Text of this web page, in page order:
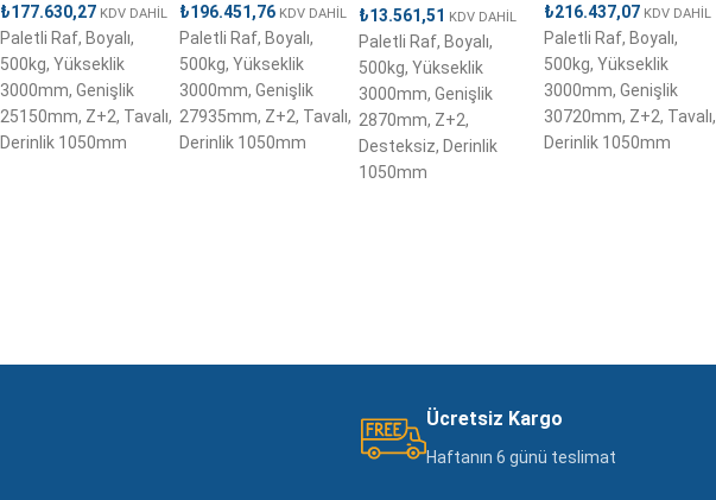
₺177.630,27 KDV DAHİL
Paletli Raf, Boyalı,
500kg, Yükseklik
3000mm, Genişlik
25150mm, Z+2, Tavalı,
Derinlik 1050mm
₺196.451,76 KDV DAHİL
Paletli Raf, Boyalı,
500kg, Yükseklik
3000mm, Genişlik
27935mm, Z+2, Tavalı,
Derinlik 1050mm
₺13.561,51 KDV DAHİL
Paletli Raf, Boyalı,
500kg, Yükseklik
3000mm, Genişlik
2870mm, Z+2,
Desteksiz, Derinlik
1050mm
₺216.437,07 KDV DAHİL
Paletli Raf, Boyalı,
500kg, Yükseklik
3000mm, Genişlik
30720mm, Z+2, Tavalı,
Derinlik 1050mm
Ücretsiz Kargo
Haftanın 6 günü teslimat